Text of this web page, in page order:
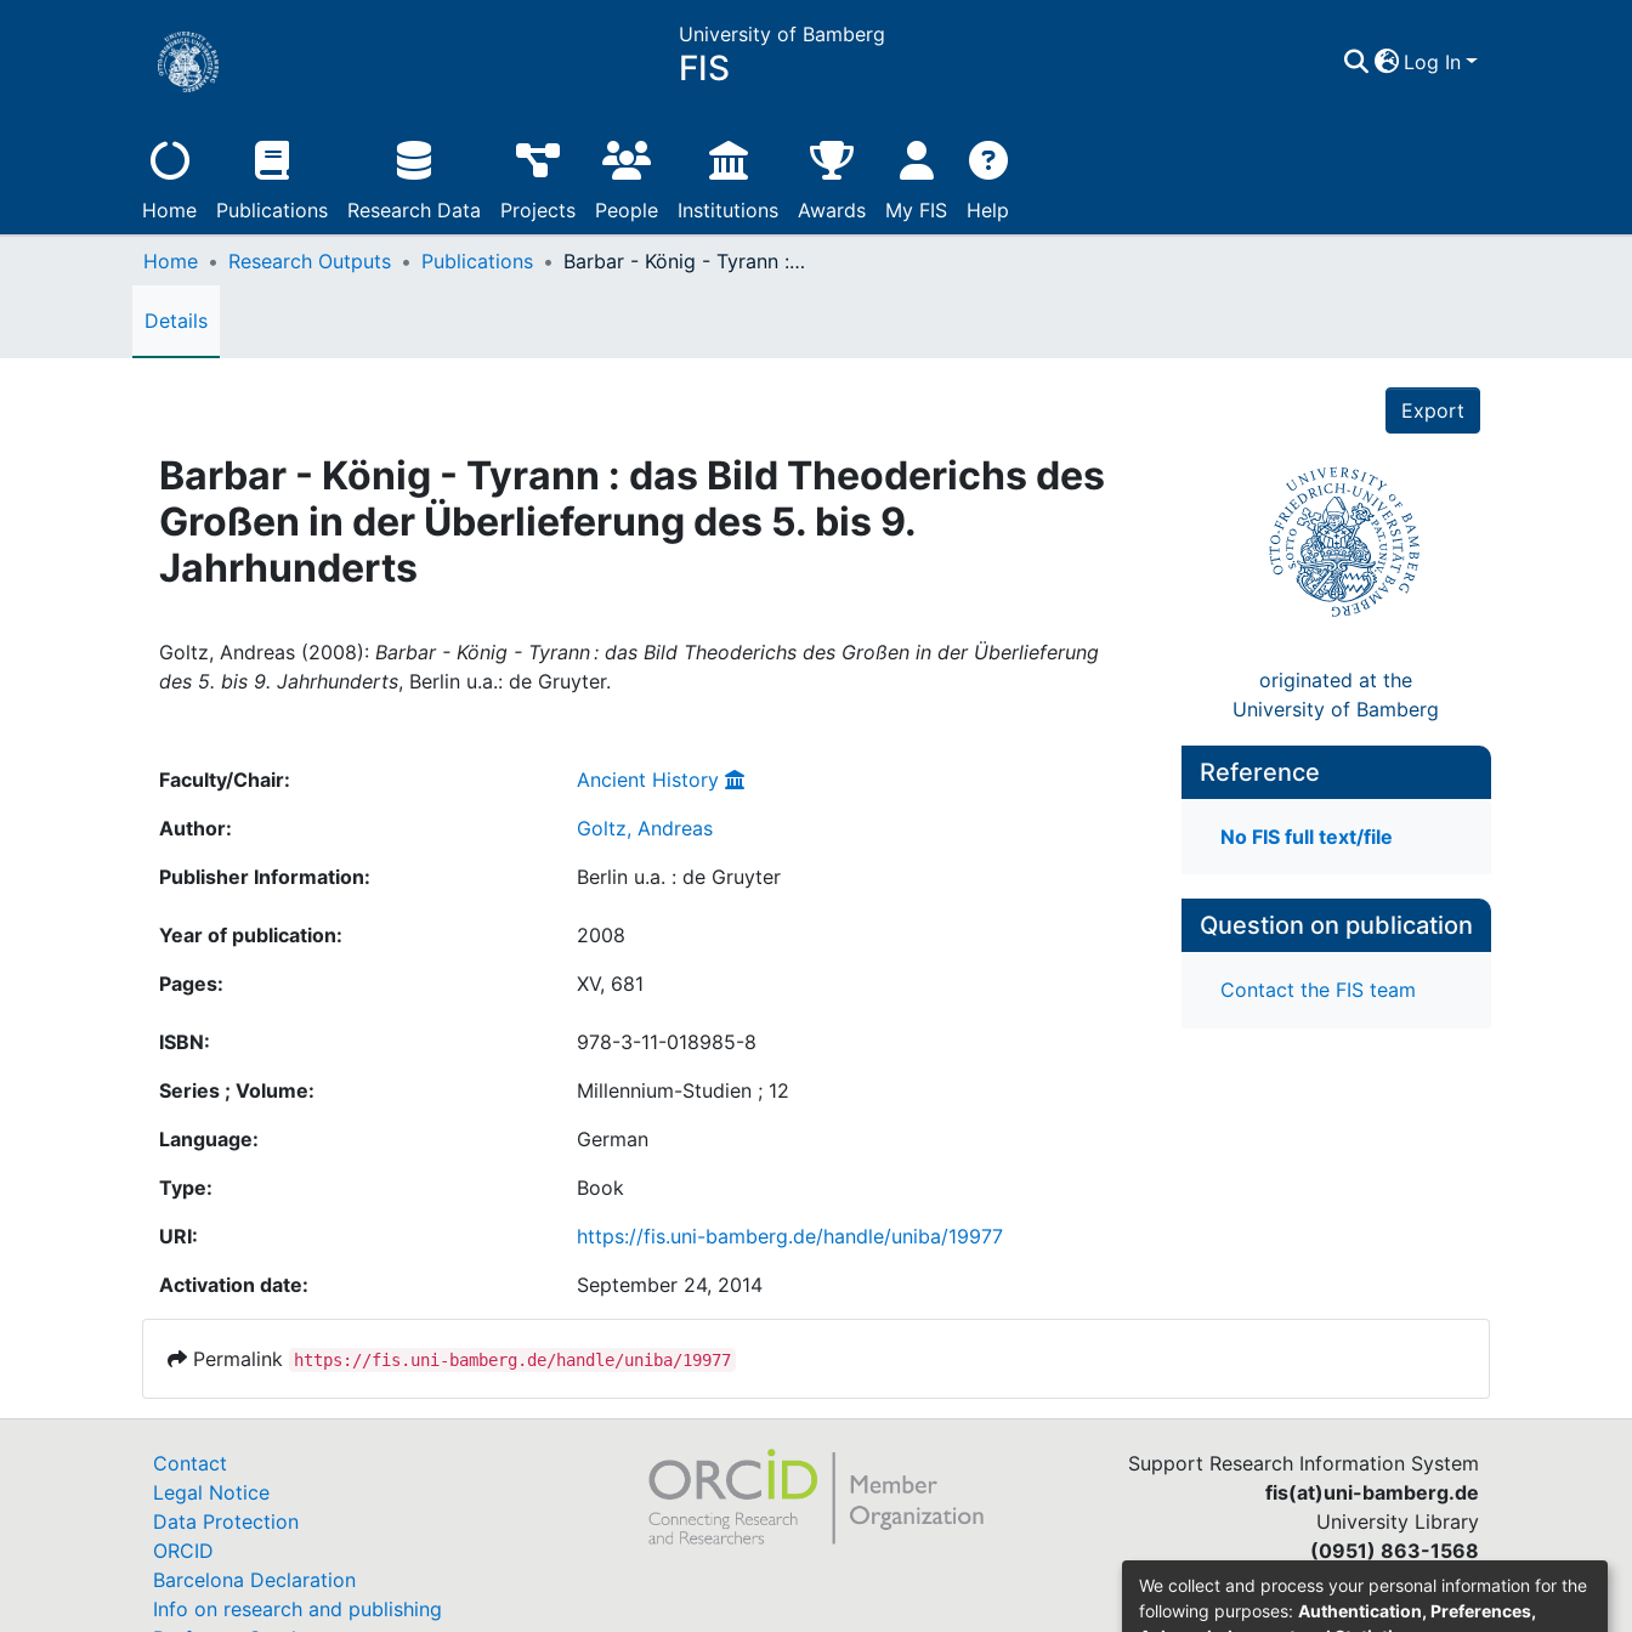
University of Bamberg
FIS Log In
Home Publications Research Data Projects People Institutions Awards My FIS Help
Home Research Outputs Publications Barbar - König - Tyrann : das Bild Theoderichs des Großen in der Überlieferung des 5. bis 9. Jahrhunderts
Details
Export
Barbar - König - Tyrann : das Bild Theoderichs des
Großen in der Überlieferung des 5. bis 9.
Jahrhunderts
Goltz, Andreas (2008): Barbar - König - Tyrann : das Bild Theoderichs des Großen in der Überlieferung
des 5. bis 9. Jahrhunderts, Berlin u.a.: de Gruyter.
originated at the
University of Bamberg
Faculty/Chair:
Ancient History
Author:
Goltz, Andreas
Publisher Information:
Berlin u.a. : de Gruyter
Year of publication:
2008
Pages:
XV, 681
ISBN:
978-3-11-018985-8
Series ; Volume:
Millennium-Studien ; 12
Language:
German
Type:
Book
URI:
https://fis.uni-bamberg.de/handle/uniba/19977
Activation date:
September 24, 2014
Reference
No FIS full text/file
Question on publication
Contact the FIS team
Permalink https://fis.uni-bamberg.de/handle/uniba/19977
Contact
Legal Notice
Data Protection
ORCID
Barcelona Declaration
Info on research and publishing
Support Research Information System
fis(at)uni-bamberg.de
University Library
(0951) 863-1568
We collect and process your personal information for the
following purposes: Authentication, Preferences,